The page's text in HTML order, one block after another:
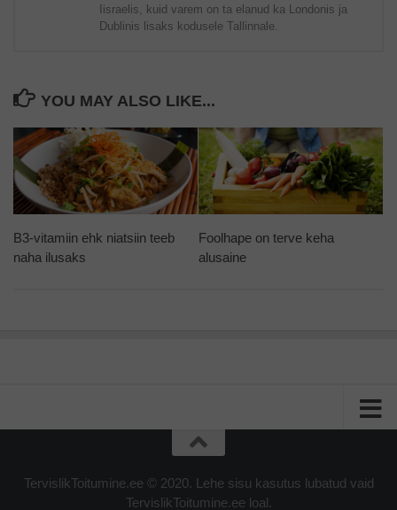
Iisraelis, kuid varem on ta elanud ka Londonis ja
Dublinis lisaks kodusele Tallinnale.
YOU MAY ALSO LIKE...
B3-vitamiin ehk niatsiin teeb
naha ilusaks
Foolhape on terve keha
alusaine
TervislikToitumine.ee © 2020. Lehe sisu kasutus lubatud vaid
TervislikToitumine.ee loal.